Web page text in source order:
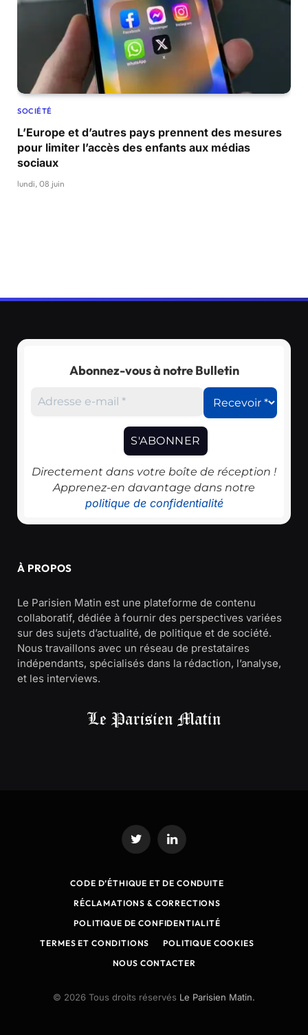
SOCIÉTÉ
L’Europe et d’autres pays prennent des mesures
pour limiter l’accès des enfants aux médias
sociaux
lundi, 08 juin
Abonnez-vous à notre Bulletin
Directement dans votre boîte de réception !
Apprenez-en davantage dans notre
politique de confidentialité
À PROPOS
Le Parisien Matin est une plateforme de contenu
collaboratif, dédiée à fournir des perspectives variées
sur des sujets d’actualité, de politique et de société.
Nous travaillons avec un réseau de prestataires
indépendants, spécialisés dans la rédaction, l’analyse,
et les interviews.
Twitter LinkedIn
CODE D’ÉTHIQUE ET DE CONDUITE
RÉCLAMATIONS & CORRECTIONS
POLITIQUE DE CONFIDENTIALITÉ
TERMES ET CONDITIONS
POLITIQUE COOKIES
NOUS CONTACTER
© 2026 Tous droits réservés Le Parisien Matin.